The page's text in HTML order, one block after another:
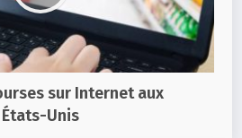
sur Internet aux
États-Unis